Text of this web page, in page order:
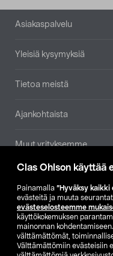
Clas Ohlson käyttää
Painamalla ”Hyväksy kaikki
evästeitä ja muuta
evästeselosteemme
käyttökokemuksen
mainonnan
välttämättömät,
Välttämättömiin evästeisiin
Alatunniste
Asiakaspalvelu
Yleisiä kysymyksiä
Tietoa meistä
Ajankohtaista
Muut yrityksemme